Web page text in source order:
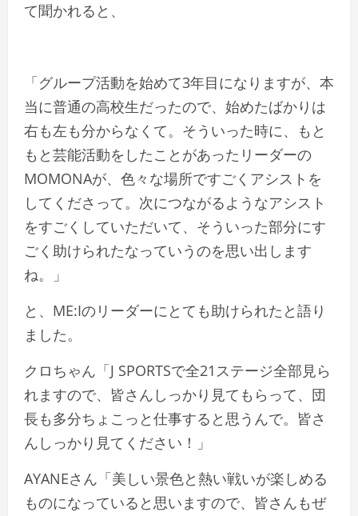
て聞かれると、
「グループ活動を始めて3年目になりますが、本
当に普通の高校生だったので、始めたばかりは
右も左も分からなくて。そういった時に、もと
もと芸能活動をしたことがあったリーダーの
MOMONAが、色々な場所ですごくアシストを
してくださって。次につながるようなアシスト
をすごくしていただいて、そういった部分にす
ごく助けられたなっていうのを思い出します
ね。」
と、ME:Iのリーダーにとても助けられたと語り
ました。
クロちゃん「J SPORTSで全21ステージ全部見ら
れますので、皆さんしっかり見てもらって、団
長も多分ちょこっと仕事すると思うんで。皆さ
んしっかり見てください！」
AYANEさん「美しい景色と熱い戦いが楽しめる
ものになっていると思いますので、皆さんもぜ